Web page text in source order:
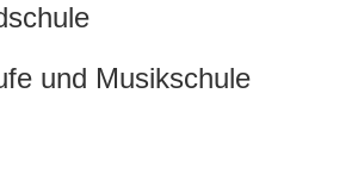
und Musikschule